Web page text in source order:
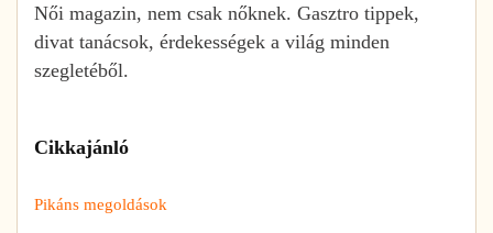
Női magazin, nem csak nőknek. Gasztro tippek,
divat tanácsok, érdekességek a világ minden
szegletéből.
Cikkajánló
Pikáns megoldások